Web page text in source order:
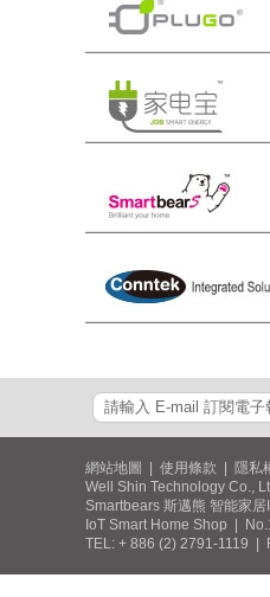
網站地圖 使用條款 隱私
Well Shin Technology Co.,
Smartbears 斯邁熊 智能家
IoT Smart Home Shop |
TEL: + 886 (2) 2791-1119 |